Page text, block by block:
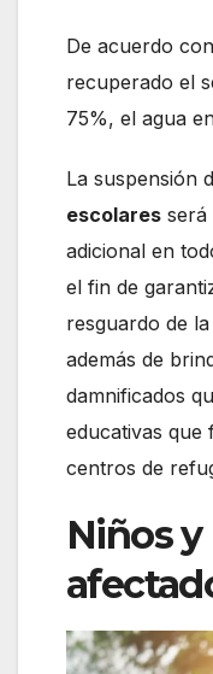
De acuerdo
recuperado el
75%, el agua
La suspensión
escolares será
adicional en
el fin de
resguardo de
además de
damnificados
educativas que
centros de
Niños